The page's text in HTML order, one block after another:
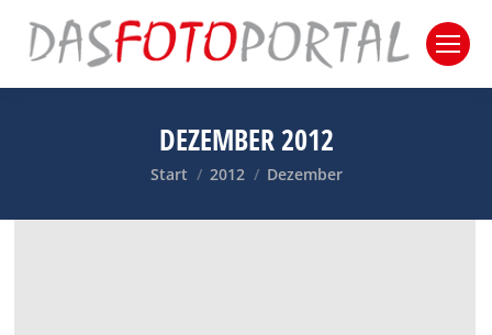
DEZEMBER 2012
Sie befinden sich hier:
Start 2012 Dezember